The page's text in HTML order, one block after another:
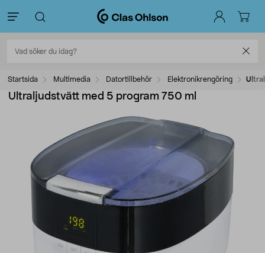
Startsida Multimedia Datortillbehör Elektronikrengöring
Ultraljudstvätt med 5 program 750 ml